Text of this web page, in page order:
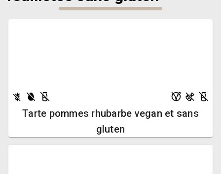
Tarte pommes rhubarbe vegan et sans
gluten